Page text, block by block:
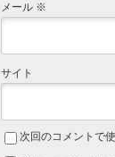
メール ※
サイト
次回のコメントで